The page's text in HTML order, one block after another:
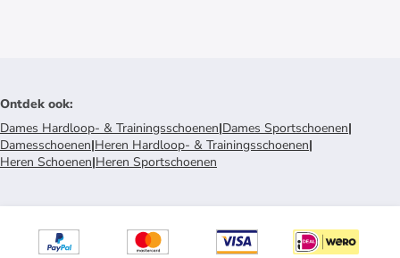
Ontdek ook:
Dames Hardloop- & Trainingsschoenen|Dames Sportschoenen|
Damesschoenen|Heren Hardloop- & Trainingsschoenen|
Heren Schoenen|Heren Sportschoenen